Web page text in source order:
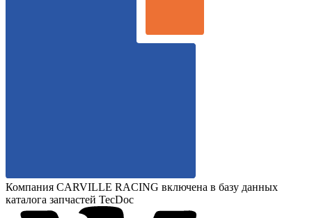
Компания CARVILLE RACING включена в базу данных
каталога запчастей TecDoc